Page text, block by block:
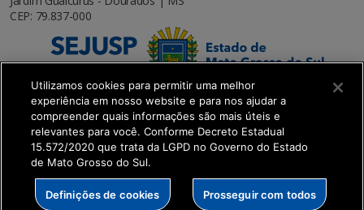
CEP: 79.837-000
SETDIG | Secretaria-Executiva de Transformação
Digital
Utilizamos cookies para permitir uma melhor
experiência em nosso website e para nos ajudar a
compreender quais informações são mais úteis e
relevantes para você. Conforme Decreto Estadual
15.572/2020 que trata da LGPD no Governo do Estado
de Mato Grosso do Sul.
Definições de cookies Prosseguir com todos